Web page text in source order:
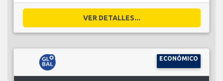
VER DETALLES...
ECONÓMICO